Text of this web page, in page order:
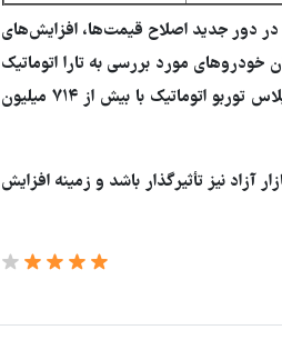
نشان می‌دهد ایران‌خودرو در دور جدید اصلاح قیمت‌ها، افزایش‌های
مورد بررسی به تارا اتوماتیک
توربو با حدود ۷۹۲ میلیون تومان رشد قیمت اختصاص دارد و پس از آن دنا پلاس توربو اتوماتیک با بیش از ۷۱۴ میلیون
آزاد نیز تأثیرگذار باشد و زمینه افزایش